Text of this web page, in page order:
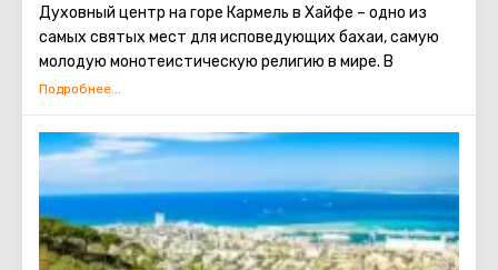
тысячелетий ни разу не прерывал своего заселения и
является одним из старейших городов мира.
Духовный центр на горе Кармель в Хайфе – одно из
самых святых мест для исповедующих бахаи, самую
молодую монотеистическую религию в мире. В
составе центра храм, усыпальница, где покоятся
сады.
Усыпальница представляет собой внушительную
постройку, увенчанную золоченым куполом. Она
снабжена подсветкой. Благодаря ей купол ночью
подсвечивается, но так, что кажется, будто источник